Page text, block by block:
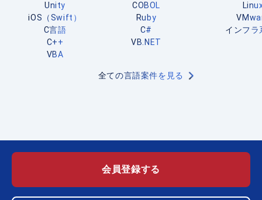
Unity
COBOL
iOS（Swift）
Ruby
C言語
C#
C++
VB.NET
VBA
全ての言語案件を見る
インフラ
会員登録する